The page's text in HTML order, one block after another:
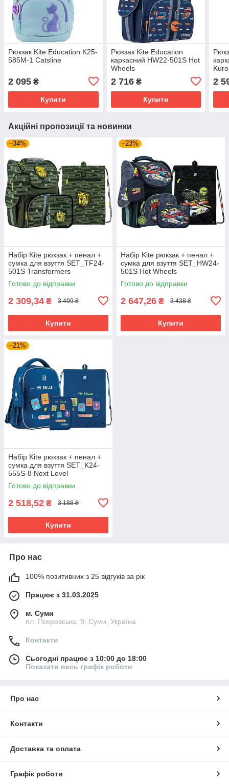
Рюкзак Kite Education K25-
585M-1 Catsline
2 095 ₴
Купити
Рюкзак Kite Education
каркасний HW22-501S Hot
Wheels
2 716₴
Купити
2
Акційні пропозиції та новинки
–34%
Набір Kite рюкзак + пенал +
сумка для взуття SET_TF24-
501S Transformers
Готово до відправки
2 309,34 ₴ 3 499 ₴
Купити
–23%
Набір Kite рюкзак + пенал +
сумка для взуття SET_HW24-
501S Hot Wheels
Готово до відправки
2 647,26 ₴ 3 438 ₴
Купити
–21%
Набір Kite рюкзак + пенал +
сумка для взуття SET_K24-
555S-8 Next Level
Готово до відправки
2 518,52 ₴ 3 188 ₴
Купити
Про нас
100% позитивних з 25 відгуків за рік
Працює з 31.03.2025
м. Суми
пл. Покровська, 9, Суми, Україна
Контакти
Сьогодні працює з 10:00 до 18:00
Показати весь графік роботи
Про нас
Контакти
Доставка та оплата
Графік роботи